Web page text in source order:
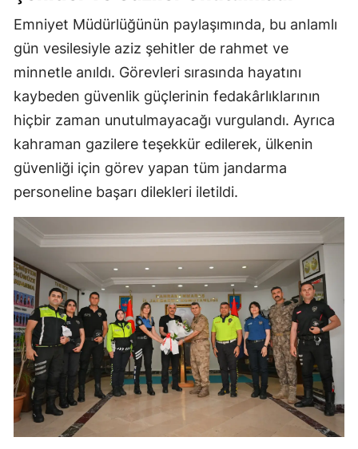
Emniyet Müdürlüğünün paylaşımında, bu anlamlı
gün vesilesiyle aziz şehitler de rahmet ve
minnetle anıldı. Görevleri sırasında hayatını
kaybeden güvenlik güçlerinin fedakârlıklarının
hiçbir zaman unutulmayacağı vurgulandı. Ayrıca
kahraman gazilere teşekkür edilerek, ülkenin
güvenliği için görev yapan tüm jandarma
personeline başarı dilekleri iletildi.